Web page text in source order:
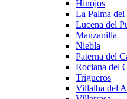
Hinojos
La Palma
Lucena del
Manzanilla
Niebla
Paterna del
Rociana del
Trigueros
Villalba del